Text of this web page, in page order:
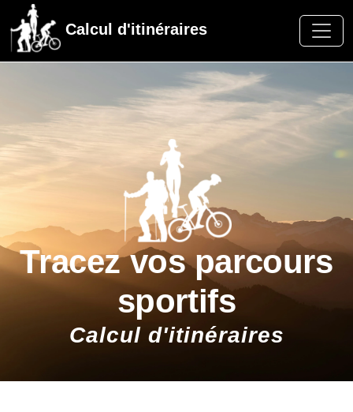
Calcul d'itinéraires
Tracez vos parcours
sportifs
Calcul d'itinéraires